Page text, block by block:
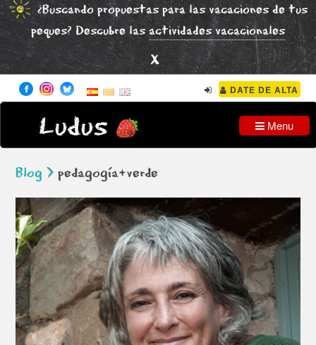
¿Buscando propuestas para las vacaciones de tus
peques? Descubre lasactividades vacacionales
x
DATE DE ALTA
Ludus Menu
Blog > pedagogía+verde